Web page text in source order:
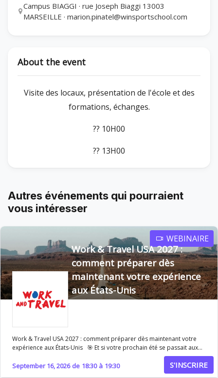
Campus BIAGGI · rue Joseph Biaggi 13003
MARSEILLE · marion.pinatel@winsportschool.com
About the event
Visite des locaux, présentation de l'école et des
formations, échanges.
?? 10H00
?? 13H00
Autres événements qui pourraient
vous intéresser
WEBINAIRE
Work & Travel USA 2027 :
comment préparer dès
maintenant votre expérience
aux États-Unis
Work & Travel USA 2027 : comment préparer dès maintenant votre
expérience aux États-Unis 🎯 Et si votre prochain été se passait aux
expérience unique : travailler sur place, voyager à travers le pays et
s’immerger dans la culture américaine pendant plusieurs mois. 👉
September 16, 2026 de 18:30 à 19:30 S'INSCRIRE